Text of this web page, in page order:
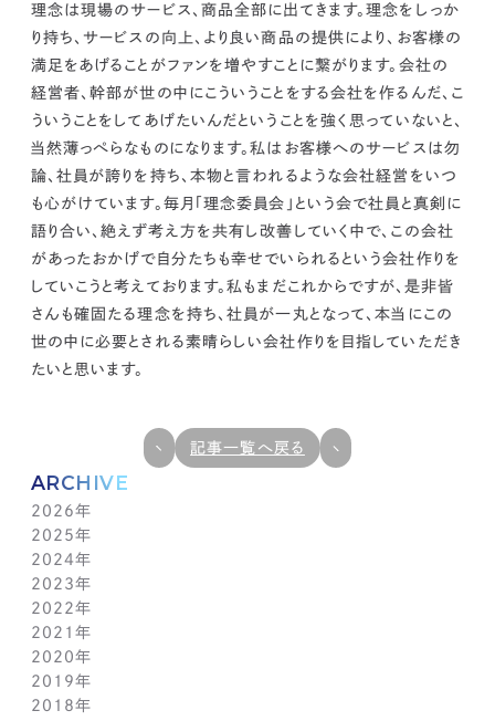
ARCHIVE
2026年
7月(1)
6月(1)
5月(1)
4月(1)
3月(1)
2月(1)
1月(1)
2025年
12月(1)
11月(1)
10月(1)
9月(1)
8月(1)
7月(1)
6月(1)
2024年
11月(1)
10月(1)
9月(1)
8月(1)
7月(1)
6月(1)
2023年
11月(1)
10月(1)
9月(1)
8月(1)
7月(1)
2022年
11月(1)
10月(1)
9月(1)
8月(1)
2021年
11月(1)
10月(1)
9月(1)
2020年
11月(2)
9月(2)
2019年
12月(2)
2018年
理念は現場のサービス、商品全部に出てきます。理念をしっか
り持ち、サービスの向上、より良い商品の提供により、お客様の
満足をあげることがファンを増やすことに繋がります。会社の
経営者、幹部が世の中にこういうことをする会社を作るんだ、こ
ういうことをしてあげたいんだということを強く思っていないと 、
当然薄っぺらなものになります。私はお客様へのサービスは勿
論、 社員が誇りを持ち、本物と言われるような会社経営をいつ
も心がけています。毎月「理念委員会」という会で社員と真剣に
語り合い 、絶えず考え方を共有し改善 していく中で、 この会社
があったおかげで自分たちも幸せでいられるという会社作り を
していこうと考えております。私もまだこれからですが、是非皆
さんも確固たる理念を持ち、社員が一丸となって 、本当にこの
世の中に必要とされる素晴らしい会社作りを目指していただき
たい と思います。
記事一覧へ戻る